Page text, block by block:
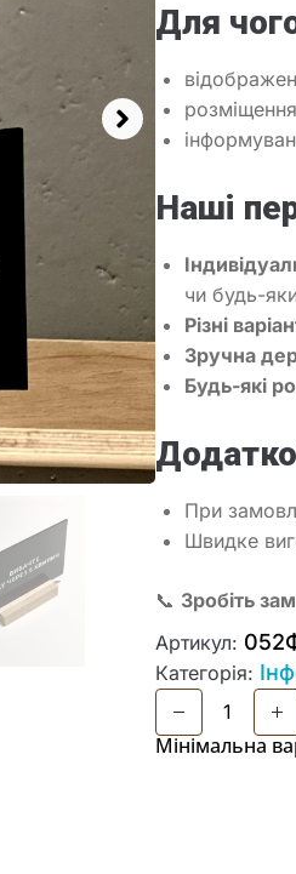
Для
розміщення
Наші
чи будь-
Різні
Зручна
Будь-які
При
Швидке
📞 Зробіть
Артикул:
Категорія:
Мінімальна